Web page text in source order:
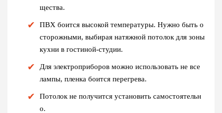
щества.
ПВХ боится высокой температуры. Нужно быть о
сторожными, выбирая натяжной потолок для зоны
кухни в гостиной-студии.
Для электроприборов можно использовать не все
лампы, пленка боится перегрева.
Потолок не получится установить самостоятельн
о.